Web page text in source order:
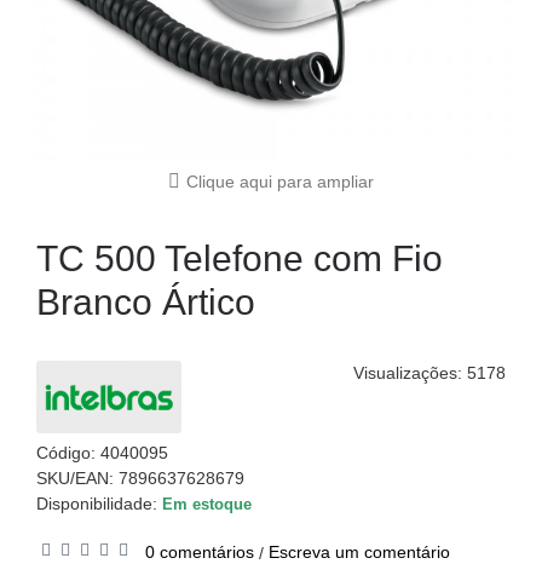
Clique aqui para ampliar
TC 500 Telefone com Fio
Branco Ártico
Visualizações: 5178
Código: 4040095
SKU/EAN: 7896637628679
Disponibilidade: Em estoque
0 comentários / Escreva um comentário